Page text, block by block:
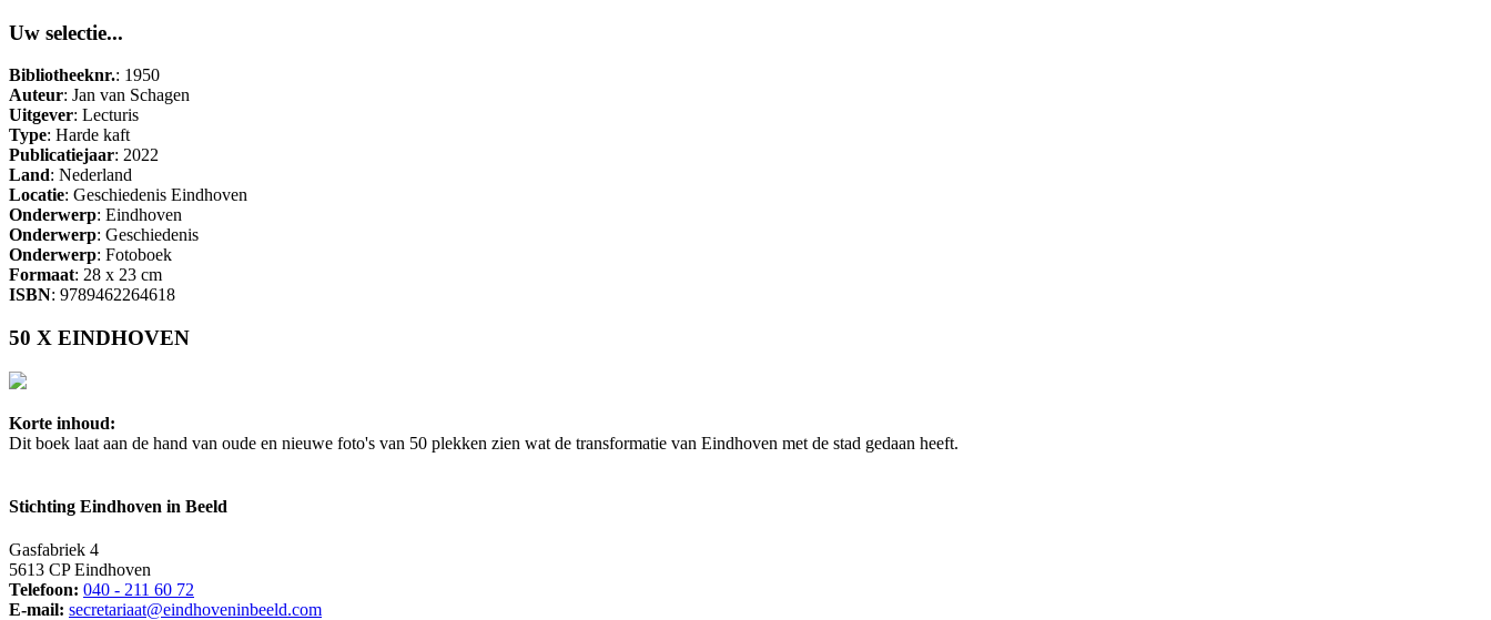
Uw selectie...
Bibliotheeknr.: 1950
Auteur: Jan van Schagen
Uitgever: Lecturis
Type: Harde kaft
Publicatiejaar: 2022
Land: Nederland
Locatie: Geschiedenis Eindhoven
Onderwerp: Eindhoven
Onderwerp: Geschiedenis
Onderwerp: Fotoboek
Formaat: 28 x 23 cm
ISBN: 9789462264618
50 X EINDHOVEN
Korte inhoud:
Dit boek laat aan de hand van oude en nieuwe foto's van 50 plekken zien wat de transformatie van Eindhoven met de stad gedaan heeft.
Stichting Eindhoven in Beeld
Gasfabriek 4
5613 CP Eindhoven
Telefoon: 040 - 211 60 72
E-mail: secretariaat@eindhoveninbeeld.com